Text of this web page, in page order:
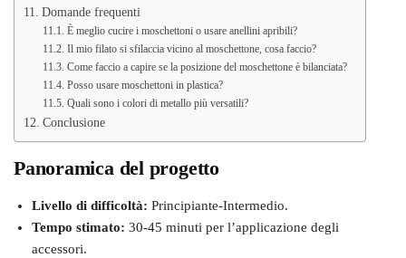
Domande frequenti
È meglio cucire i moschettoni o usare anellini apribili?
Il mio filato si sfilaccia vicino al moschettone, cosa faccio?
Come faccio a capire se la posizione del moschettone è bilanciata?
Posso usare moschettoni in plastica?
Quali sono i colori di metallo più versatili?
Conclusione
Panoramica del progetto
Livello di difficoltà: Principiante-Intermedio.
Tempo stimato: 30-45 minuti per l’applicazione degli
accessori.